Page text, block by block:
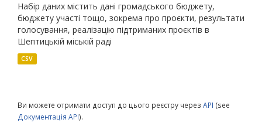
Набір даних містить дані громадського бюджету,
бюджету участі тощо, зокрема про проєкти, результати
голосування, реалізацію підтриманих проєктів в
Шептицькій міській раді
CSV
Ви можете отримати доступ до цього реєстру через API (see
Документація API).